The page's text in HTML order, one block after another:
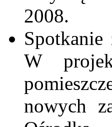
2008.
Spotkanie
W
nowych